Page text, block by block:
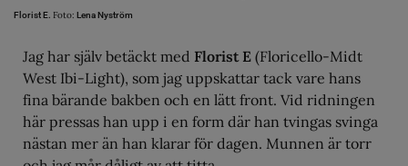
Florist E. Foto: Lena Nyström
Jag har själv betäckt med Florist E (Floricello-Midt
West Ibi-Light), som jag uppskattar tack vare hans
fina bärande bakben och en lätt front. Vid ridningen
här pressas han upp i en form där han tvingas svinga
nästan mer än han klarar för dagen. Munnen är torr